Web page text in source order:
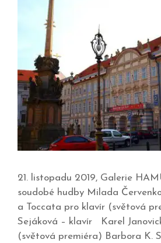
21. listopadu 2019, Galerie
soudobé hudby Milada
a Toccata pro klavír (světová
Sejáková – klavír Karel
(světová premiéra) Barbora K.